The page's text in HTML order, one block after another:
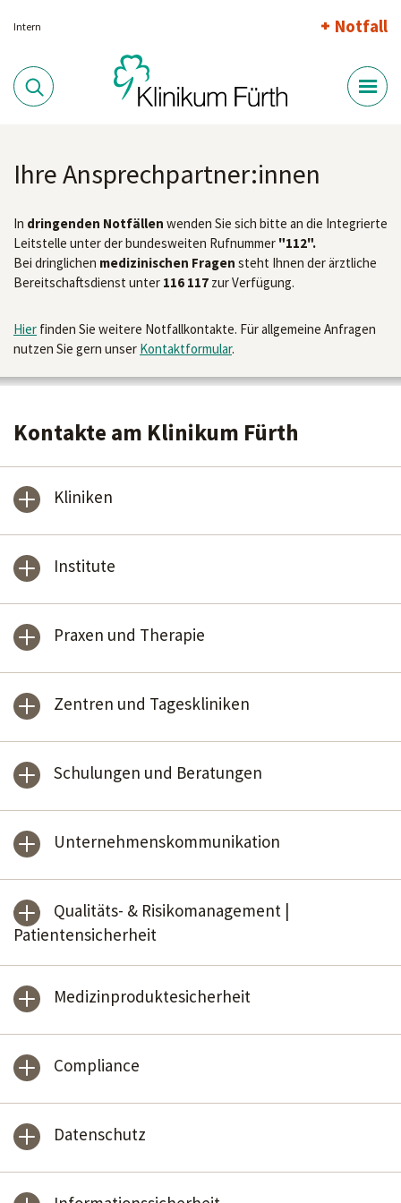
Intern Notfall
Ihre Ansprechpartner:innen
In dringenden Notfällen wenden Sie sich bitte an die Integrierte
Leitstelle unter der bundesweiten Rufnummer "112".
Bei dringlichen medizinischen Fragen steht Ihnen der ärztliche
Bereitschaftsdienst unter 116 117 zur Verfügung.
Hier finden Sie weitere Notfallkontakte. Für allgemeine Anfragen
nutzen Sie gern unser Kontaktformular.
Kontakte am Klinikum Fürth
Kliniken
Institute
Praxen und Therapie
Zentren und Tageskliniken
Schulungen und Beratungen
Unternehmenskommunikation
Qualitäts- & Risikomanagement |
Patientensicherheit
Medizinproduktesicherheit
Compliance
Datenschutz